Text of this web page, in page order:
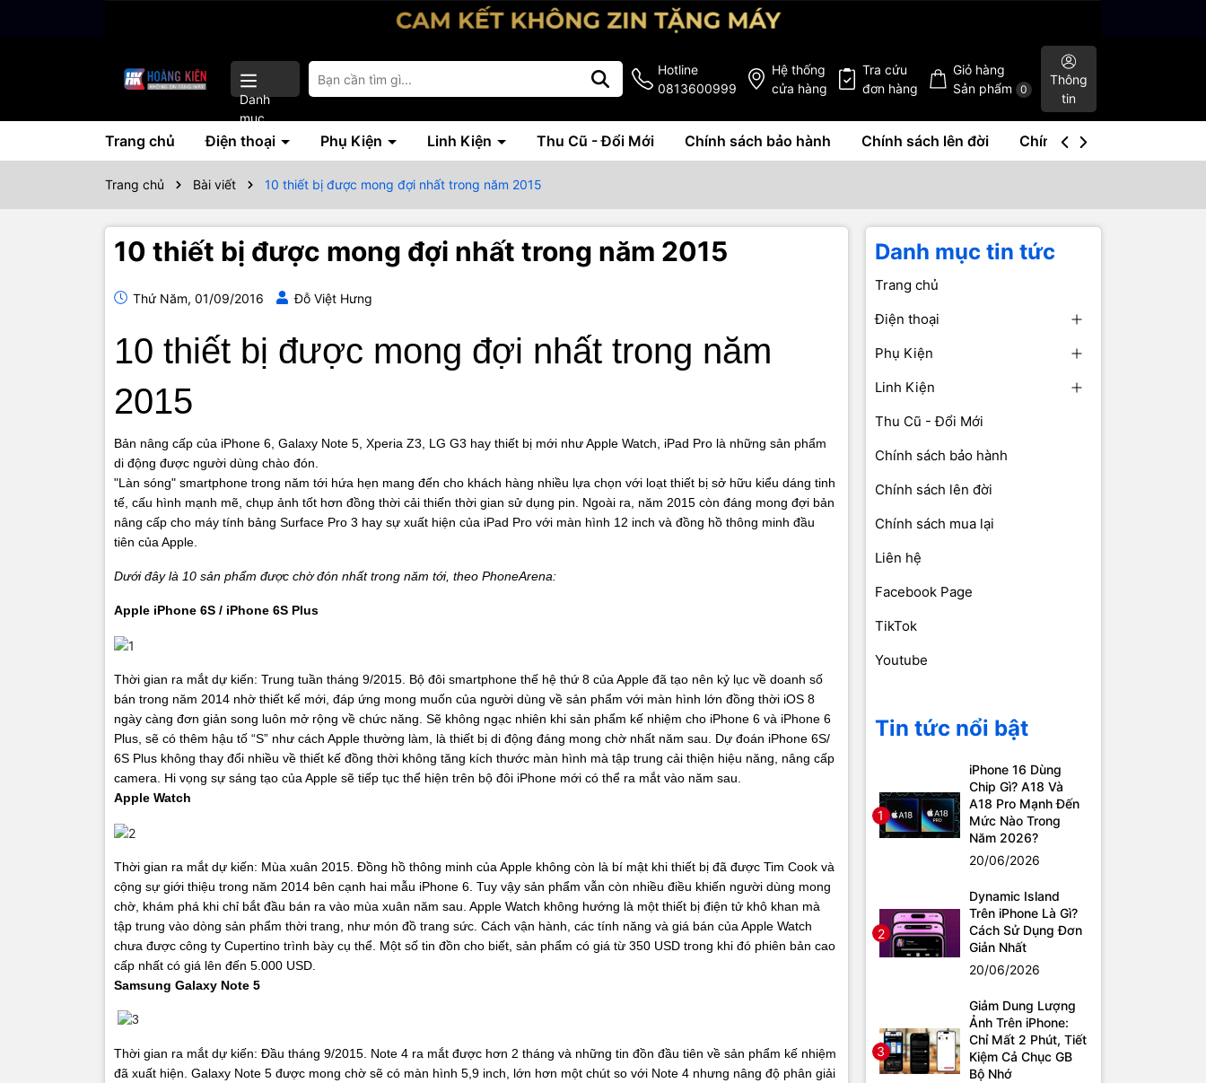
Danh
mục
Hotline
0813600999
Hệ thống
cửa hàng
Tra cứu
đơn hàng
Giỏ hàng
Sản phẩm
0
Thông
tin
Trang chủ Điện thoại Phụ Kiện Linh Kiện Thu Cũ - Đổi Mới Chính sách bảo hành Chính sách lên đời Chính sách mua lại
Trang chủ Bài viết 10 thiết bị được mong đợi nhất trong năm 2015
10 thiết bị được mong đợi nhất trong năm 2015
Thứ Năm, 01/09/2016 Đỗ Việt Hưng
10 thiết bị được mong đợi nhất trong năm
2015
Bản nâng cấp của iPhone 6, Galaxy Note 5, Xperia Z3, LG G3 hay thiết bị mới như Apple Watch, iPad Pro là những sản phẩm
di động được người dùng chào đón.
"Làn sóng" smartphone trong năm tới hứa hẹn mang đến cho khách hàng nhiều lựa chọn với loạt thiết bị sở hữu kiểu dáng tinh
tế, cấu hình mạnh mẽ, chụp ảnh tốt hơn đồng thời cải thiến thời gian sử dụng pin. Ngoài ra, năm 2015 còn đáng mong đợi bản
nâng cấp cho máy tính bảng Surface Pro 3 hay sự xuất hiện của iPad Pro với màn hình 12 inch và đồng hồ thông minh đầu
tiên của Apple.
Dưới đây là 10 sản phẩm được chờ đón nhất trong năm tới, theo PhoneArena:
Apple iPhone 6S / iPhone 6S Plus
Thời gian ra mắt dự kiến: Trung tuần tháng 9/2015. Bộ đôi smartphone thế hệ thứ 8 của Apple đã tạo nên kỷ lục về doanh số
bán trong năm 2014 nhờ thiết kế mới, đáp ứng mong muốn của người dùng về sản phẩm với màn hình lớn đồng thời iOS 8
ngày càng đơn giản song luôn mở rộng về chức năng. Sẽ không ngạc nhiên khi sản phẩm kế nhiệm cho iPhone 6 và iPhone 6
Plus, sẽ có thêm hậu tố “S” như cách Apple thường làm, là thiết bị di động đáng mong chờ nhất năm sau. Dự đoán iPhone 6S/
6S Plus không thay đổi nhiều về thiết kế đồng thời không tăng kích thước màn hình mà tập trung cải thiện hiệu năng, nâng cấp
camera. Hi vọng sự sáng tạo của Apple sẽ tiếp tục thể hiện trên bộ đôi iPhone mới có thể ra mắt vào năm sau.
Apple Watch
Thời gian ra mắt dự kiến: Mùa xuân 2015. Đồng hồ thông minh của Apple không còn là bí mật khi thiết bị đã được Tim Cook và
cộng sự giới thiệu trong năm 2014 bên cạnh hai mẫu iPhone 6. Tuy vậy sản phẩm vẫn còn nhiều điều khiến người dùng mong
chờ, khám phá khi chỉ bắt đầu bán ra vào mùa xuân năm sau. Apple Watch không hướng là một thiết bị điện tử khô khan mà
tập trung vào dòng sản phẩm thời trang, như món đồ trang sức. Cách vận hành, các tính năng và giá bán của Apple Watch
chưa được công ty Cupertino trình bày cụ thể. Một số tin đồn cho biết, sản phẩm có giá từ 350 USD trong khi đó phiên bản cao
cấp nhất có giá lên đến 5.000 USD.
Samsung Galaxy Note 5
Thời gian ra mắt dự kiến: Đầu tháng 9/2015. Note 4 ra mắt được hơn 2 tháng và những tin đồn đầu tiên về sản phẩm kế nhiệm
đã xuất hiện. Galaxy Note 5 được mong chờ sẽ có màn hình 5,9 inch, lớn hơn một chút so với Note 4 nhưng nâng độ phân giải
Danh mục tin tức
Trang chủ
Điện thoại
Phụ Kiện
Linh Kiện
Thu Cũ - Đổi Mới
Chính sách bảo hành
Chính sách lên đời
Chính sách mua lại
Liên hệ
Facebook Page
TikTok
Youtube
Tin tức nổi bật
1
iPhone 16 Dùng
Chip Gì? A18 Và
A18 Pro Mạnh Đến
Mức Nào Trong
Năm 2026?
20/06/2026
2
Dynamic Island
Trên iPhone Là Gì?
Cách Sử Dụng Đơn
Giản Nhất
20/06/2026
3
Giảm Dung Lượng
Ảnh Trên iPhone:
Chỉ Mất 2 Phút, Tiết
Kiệm Cả Chục GB
Bộ Nhớ